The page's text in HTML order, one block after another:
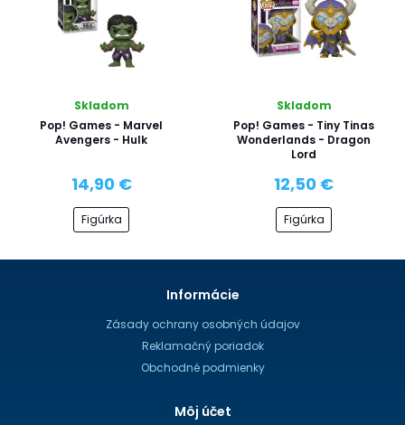
Skladom
Pop! Games - Marvel
Avengers - Hulk
14,90 €
Figúrka
Skladom
Pop! Games - Tiny Tinas
Wonderlands - Dragon
Lord
12,50 €
Figúrka
Informácie
Zásady ochrany osobných údajov
Reklamačný poriadok
Obchodné podmienky
Môj účet